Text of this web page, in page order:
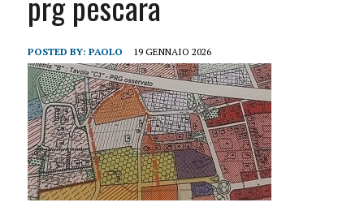
POSTED BY: PAOLO 19 GENNAIO 2026